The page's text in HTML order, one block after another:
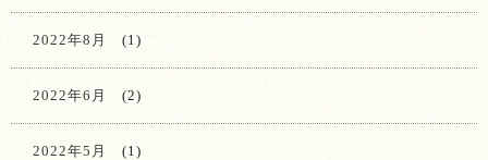
2022年8月 (1)
2022年6月 (2)
2022年5月 (1)